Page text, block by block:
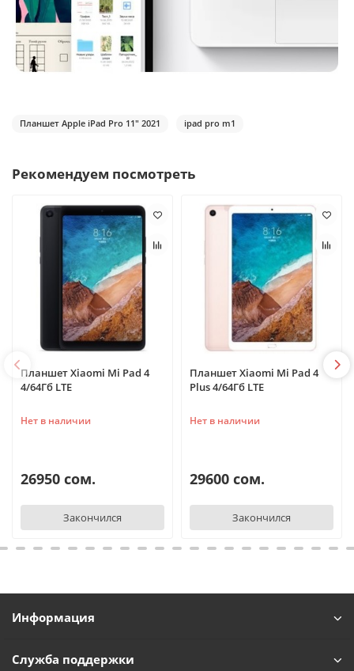
Планшет Apple iPad Pro 11" 2021 ipad pro m1
Рекомендуем посмотреть
Планшет Xiaomi Mi Pad 4
4/64Гб LTE
Нет в наличии
26950 сом.
Закончился
Планшет Xiaomi Mi Pad 4
Plus 4/64Гб LTE
Нет в наличии
29600 сом.
Закончился
Информация
Служба поддержки